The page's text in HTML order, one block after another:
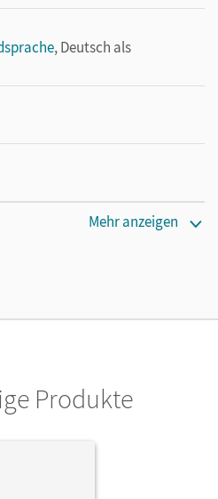
, Deutsch als
Mehr anzeigen
Produkte